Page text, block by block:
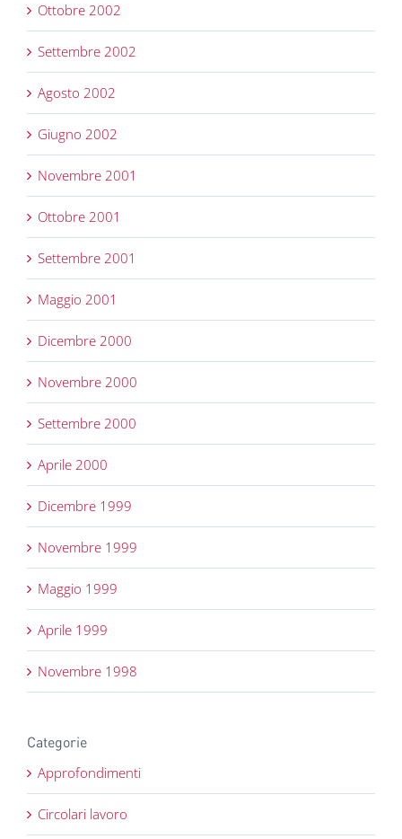
Ottobre 2002
Settembre 2002
Agosto 2002
Giugno 2002
Novembre 2001
Ottobre 2001
Settembre 2001
Maggio 2001
Dicembre 2000
Novembre 2000
Settembre 2000
Aprile 2000
Dicembre 1999
Novembre 1999
Maggio 1999
Aprile 1999
Novembre 1998
Categorie
Approfondimenti
Circolari lavoro